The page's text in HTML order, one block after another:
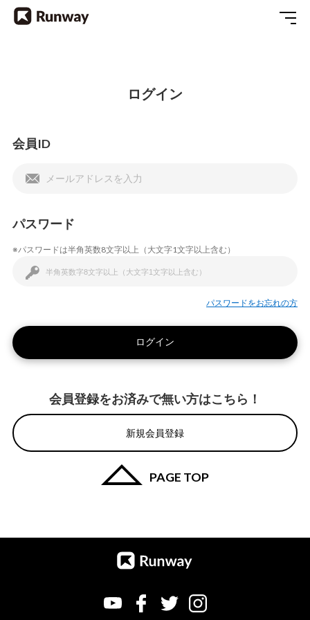
ログイン
会員ID
パスワード
※パスワードは半角英数8文字以上（大文字1文字以上含む）
パスワードをお忘れの方
会員登録をお済みで無い方はこちら！
新規会員登録
PAGE TOP